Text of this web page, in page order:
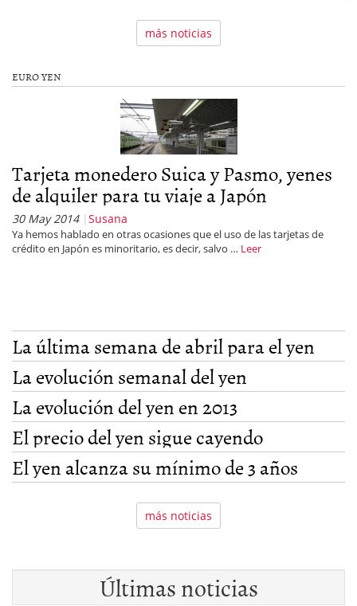
más noticias
EURO YEN
Tarjeta monedero Suica y Pasmo, yenes
de alquiler para tu viaje a Japón
30 May 2014 Susana
Ya hemos hablado en otras ocasiones que el uso de las tarjetas de
crédito en Japón es minoritario, es decir, salvo … Leer
La última semana de abril para el yen
La evolución semanal del yen
La evolución del yen en 2013
El precio del yen sigue cayendo
El yen alcanza su mínimo de 3 años
más noticias
Últimas noticias